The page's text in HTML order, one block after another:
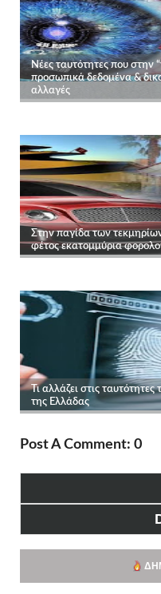
Post A Comment: 0